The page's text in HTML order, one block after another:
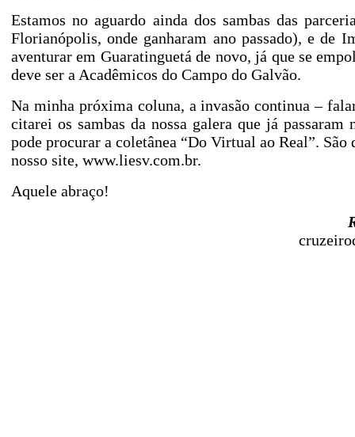
Estamos no aguardo ainda dos sambas das
Florianópolis, onde ganharam ano passado), e de
aventurar em Guaratinguetá de novo, já que se
deve ser a Acadêmicos do Campo do Galvão.
Na minha próxima coluna, a invasão continua –
citarei os sambas da nossa galera que já
pode procurar a coletânea “Do Virtual ao Real”.
nosso site, www.liesv.com.br.
Aquele abraço!